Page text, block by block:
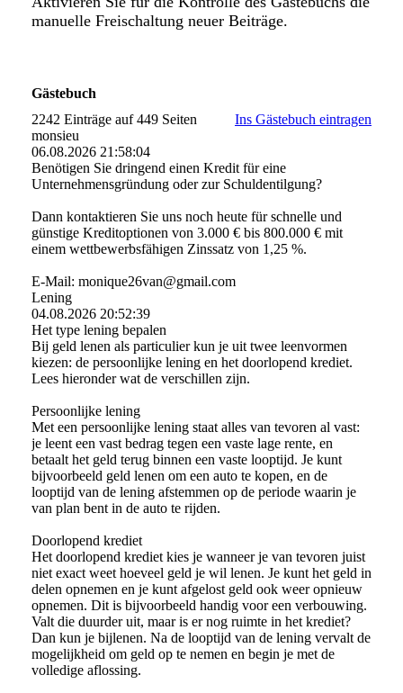
manuelle Freischaltung neuer Beiträge.
Gästebuch
2242 Einträge auf 449 Seiten
Ins Gästebuch eintragen
monsieu
06.08.2026 21:58:04
Benötigen Sie dringend einen Kredit für eine
Unternehmensgründung oder zur Schuldentilgung?
Dann kontaktieren Sie uns noch heute für schnelle und
günstige Kreditoptionen von 3.000 € bis 800.000 € mit
einem wettbewerbsfähigen Zinssatz von 1,25 %.
E-Mail: monique26van@gmail.com
Lening
04.08.2026 20:52:39
Het type lening bepalen
Bij geld lenen als particulier kun je uit twee leenvormen
kiezen: de persoonlijke lening en het doorlopend krediet.
Lees hieronder wat de verschillen zijn.
Persoonlijke lening
Met een persoonlijke lening staat alles van tevoren al vast:
je leent een vast bedrag tegen een vaste lage rente, en
betaalt het geld terug binnen een vaste looptijd. Je kunt
bijvoorbeeld geld lenen om een auto te kopen, en de
looptijd van de lening afstemmen op de periode waarin je
van plan bent in de auto te rijden.
Doorlopend krediet
Het doorlopend krediet kies je wanneer je van tevoren juist
niet exact weet hoeveel geld je wil lenen. Je kunt het geld in
delen opnemen en je kunt afgelost geld ook weer opnieuw
opnemen. Dit is bijvoorbeeld handig voor een verbouwing.
Valt die duurder uit, maar is er nog ruimte in het krediet?
Dan kun je bijlenen. Na de looptijd van de lening vervalt de
mogelijkheid om geld op te nemen en begin je met de
volledige aflossing.